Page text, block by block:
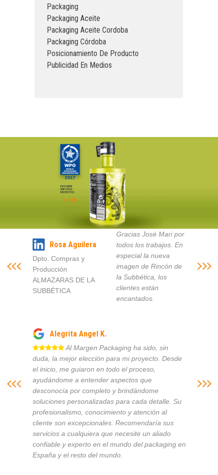
Packaging
Packaging Aceite
Packaging Aceite Cordoba
Packaging Córdoba
Posicionamiento De Producto
Publicidad En Medios
DESCUBRE
NUESTROS
PROYECTOS
Rosa Aguilera
Dpto. Compras y
Producción
ALMAZARAS DE LA
SUBBÉTICA
Gracias José Mari por
todos los trabajos. En
especial la nueva
imagen de Rincón de
la Subbética, los
clientes están
encantados.
Alegrita Angel K.
Al Margen Packaging ha sido, sin
duda, la mejor elección para mi proyecto. Desde
el inicio, me guiaron en todo el proceso,
ayudándome a entender aspectos que
desconocía por completo y brindándome
soluciones personalizadas para cada detalle. Su
profesionalismo, conocimiento y atención al
cliente son excepcionales. Recomendaría sus
servicios a cualquiera que necesite un aliado
confiable y experto en el mundo del packaging en
España y el resto del mundo.